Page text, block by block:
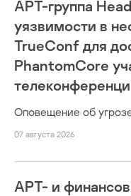
APT-группа
уязвимости в
TrueConf для
PhantomCore
Оповещение об
07 августа 2026
APT- и